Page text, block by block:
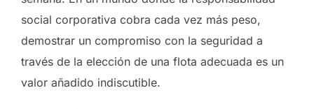
social corporativa cobra cada vez más peso,
demostrar un compromiso con la seguridad a
través de la elección de una flota adecuada es un
valor añadido indiscutible.